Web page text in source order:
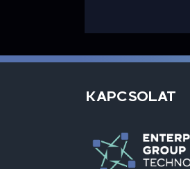
KAPCSOLAT